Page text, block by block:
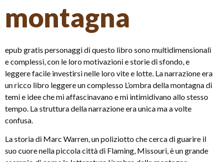
montagna
epub gratis personaggi di questo libro sono multidimensionali
e complessi, con le loro motivazioni e storie di sfondo, e
leggere facile investirsi nelle loro vite e lotte. La narrazione era
un ricco libro leggere un complesso L’ombra della montagna di
temi e idee che mi affascinavano e mi intimidivano allo stesso
tempo. La struttura della narrazione era unica ma a volte
confusa.
La storia di Marc Warren, un poliziotto che cerca di guarire il
suo cuore nella piccola città di Flaming, Missouri, è un grande